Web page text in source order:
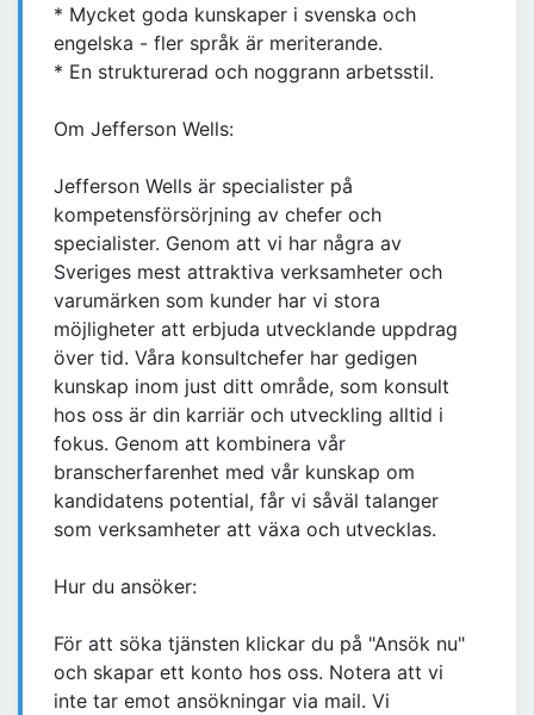
* Mycket goda kunskaper i svenska och
engelska - fler språk är meriterande.
* En strukturerad och noggrann arbetsstil.
Om Jefferson Wells:
Jefferson Wells är specialister på
kompetensförsörjning av chefer och
specialister. Genom att vi har några av
Sveriges mest attraktiva verksamheter och
varumärken som kunder har vi stora
möjligheter att erbjuda utvecklande uppdrag
över tid. Våra konsultchefer har gedigen
kunskap inom just ditt område, som konsult
hos oss är din karriär och utveckling alltid i
fokus. Genom att kombinera vår
branscherfarenhet med vår kunskap om
kandidatens potential, får vi såväl talanger
som verksamheter att växa och utvecklas.
Hur du ansöker:
För att söka tjänsten klickar du på "Ansök nu"
och skapar ett konto hos oss. Notera att vi
inte tar emot ansökningar via mail. Vi